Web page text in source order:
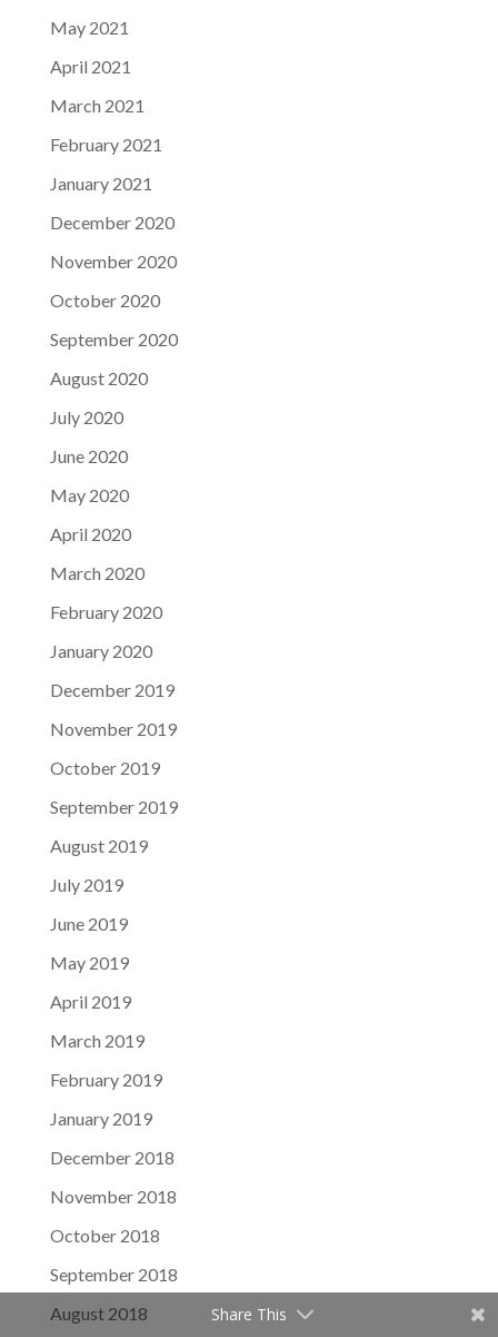
May 2021
April 2021
March 2021
February 2021
January 2021
December 2020
November 2020
October 2020
September 2020
August 2020
July 2020
June 2020
May 2020
April 2020
March 2020
February 2020
January 2020
December 2019
November 2019
October 2019
September 2019
August 2019
July 2019
June 2019
May 2019
April 2019
March 2019
February 2019
January 2019
December 2018
November 2018
October 2018
September 2018
August 2018
Share This